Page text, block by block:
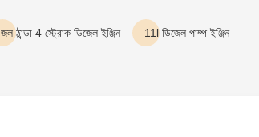
জল ঠান্ডা 4 স্ট্রোক ডিজেল ইঞ্জিন 11l ডিজেল পাম্প ইঞ্জিন